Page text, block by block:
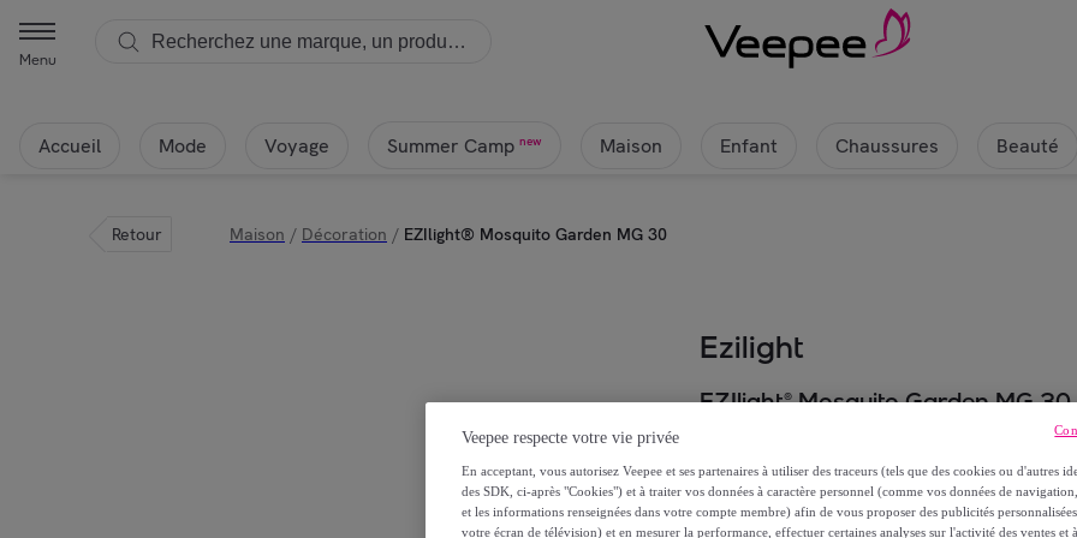
Menu
Accueil Mode Voyage Summer Camp new Maison Enfant Chaussures Beauté
Retour Maison / Décoration / EZIlight® Mosquito Garden MG 30
Ezilight
EZIlight® Mosquito Garden MG 30
69,99 €
179,99 €
Veepee respecte votre vie privée
En acceptant, vous autorisez Veepee et ses partenaires à utiliser des traceurs (tels que des cookies ou d'autres
des SDK, ci-après "Cookies") et à traiter vos données à caractère personnel (comme vos données de
et les informations renseignées dans votre compte membre) afin de vous proposer des publicités
votre écran de télévision) et en mesurer la performance, effectuer certaines analyses sur l'activité des ventes et